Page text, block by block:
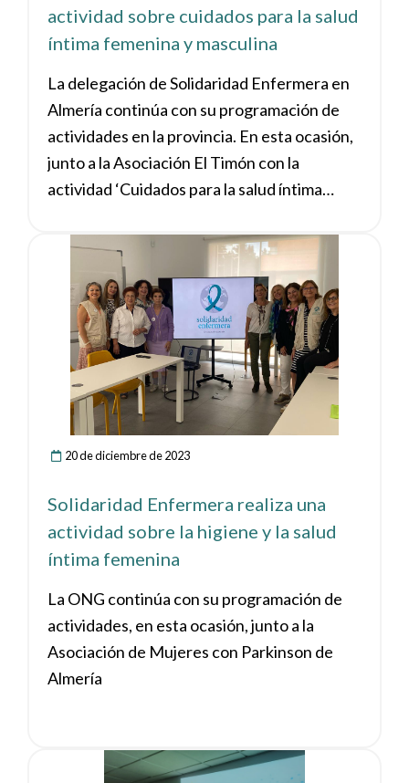
actividad sobre cuidados para la salud
íntima femenina y masculina
La delegación de Solidaridad Enfermera en
Almería continúa con su programación de
actividades en la provincia. En esta ocasión,
junto a la Asociación El Timón con la
actividad ‘Cuidados para la salud íntima
20 de diciembre de 2023
Solidaridad Enfermera realiza una
actividad sobre la higiene y la salud
íntima femenina
La ONG continúa con su programación de
actividades, en esta ocasión, junto a la
Asociación de Mujeres con Parkinson de
Almería